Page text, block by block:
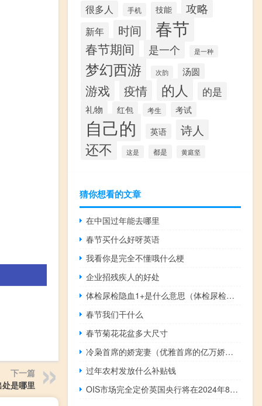
下一篇
处是哪里
很多人 手机 技能 攻略
新年 时间 春节
春节期间 是一个 是一种
梦幻西游 次韵 汤圆
游戏 疫情 的人 的是
礼物 红包 考生 考试
自己的 英语 诗人
还不 这是 都是 黄庭坚
猜你想看的文章
在中国过年能去哪里
春节买什么好呀英语
我看你是完全不懂哦什么梗
企业招残疾人的好处
体检尿检隐血1+是什么意思（体检尿检查什么）
春节我们干什么
春节菊花花盆多大尺寸
冷枭首席的娇宠妻（优雅首席的亿万娇宠）
过年农村发放什么补贴钱
OIS市场完全定价英国央行将在2024年8月首次降息25个基点